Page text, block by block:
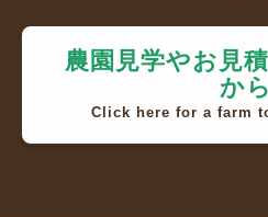
農園見学やお見
から
Click here for a farm